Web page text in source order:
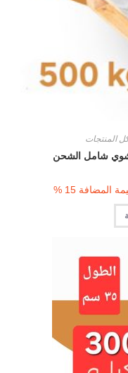
المنتجات
المضافة 15 %